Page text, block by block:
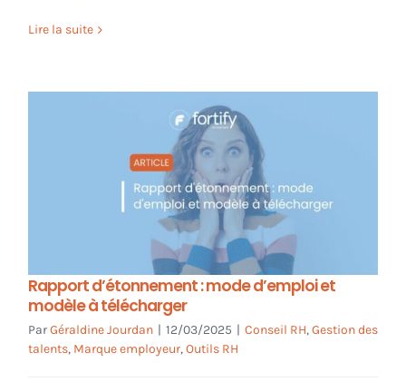
Lire la suite
Rapport d’étonnement : mode d’emploi et
modèle à télécharger
ParGéraldine Jourdan | 12/03/2025 | Conseil RH,Gestion des
talents, Marque employeur,Outils RH